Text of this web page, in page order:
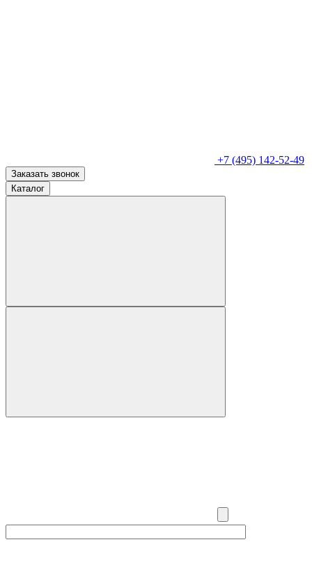
+7 (495) 142-52-49
Заказать звонок
Каталог